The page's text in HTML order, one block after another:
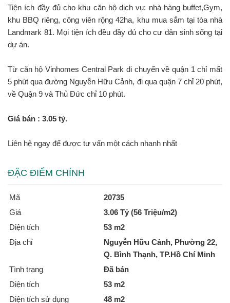
Tiện ích đầy đủ cho khu căn hộ dịch vụ: nhà hàng buffet,Gym,
khu BBQ riêng, công viên rộng 42ha, khu mua sắm tại tòa nhà
Landmark 81. Mọi tiện ích đều đầy đủ cho cư dân sinh sống tại
dự án.
Từ căn hộ Vinhomes Central Park di chuyển về quận 1 chỉ mất
5 phút qua đường Nguyễn Hữu Cảnh, đi qua quận 7 chỉ 20 phút,
về Quận 9 và Thủ Đức chỉ 10 phút.
Giá bán : 3.05 tỷ.
Liên hệ ngay để được tư vấn một cách nhanh nhất
ĐẶC ĐIỂM CHÍNH
Mã
20735
Giá
3.06 Tỷ (56 Triệu/m2)
Diện tích
53 m2
Địa chỉ
Nguyễn Hữu Cảnh, Phường 22,
Q. Bình Thạnh, TP.Hồ Chí Minh
Tình trạng
Đã bán
Diện tích
53 m2
Diện tích sử dụng
48 m2